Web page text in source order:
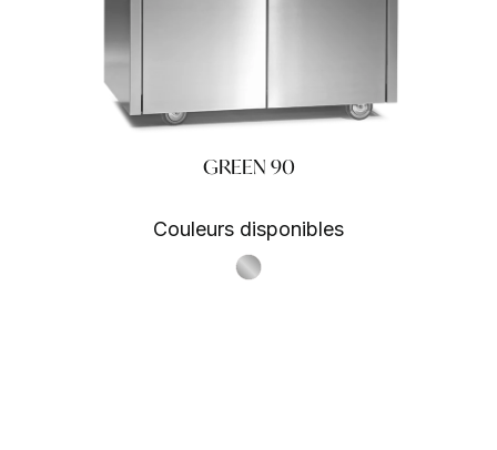
GREEN 90
Couleurs disponibles
S.Steel SS